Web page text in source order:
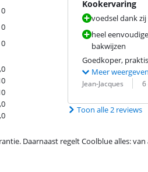
0
0
0
Kookervaring
voedsel dank
heel
bakwijzen
Goedkoper,
Meer weergeven
Beoordeling door:
Jean-Jacques
Datum: 6
Toon alle 2 reviews
Daarnaast regelt Coolblue alles: